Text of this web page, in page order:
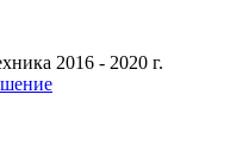
2016 - 2020 г.